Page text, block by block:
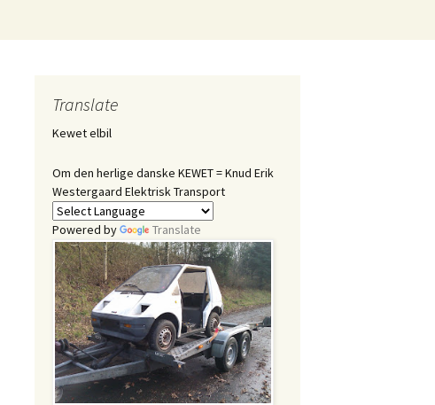
Translate
Kewet elbil
Om den herlige danske KEWET = Knud Erik
Westergaard Elektrisk Transport
Powered by Translate